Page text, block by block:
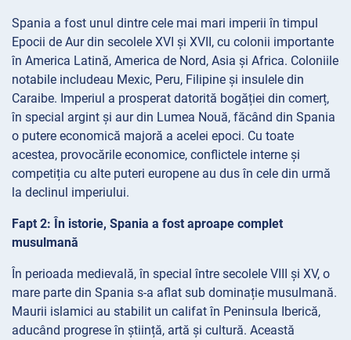
Spania a fost unul dintre cele mai mari imperii în timpul
Epocii de Aur din secolele XVI și XVII, cu colonii importante
în America Latină, America de Nord, Asia și Africa. Coloniile
notabile includeau Mexic, Peru, Filipine și insulele din
Caraibe. Imperiul a prosperat datorită bogăției din comerț,
în special argint și aur din Lumea Nouă, făcând din Spania
o putere economică majoră a acelei epoci. Cu toate
acestea, provocările economice, conflictele interne și
competiția cu alte puteri europene au dus în cele din urmă
la declinul imperiului.
Fapt 2: În istorie, Spania a fost aproape complet
musulmană
În perioada medievală, în special între secolele VIII și XV, o
mare parte din Spania s-a aflat sub dominație musulmană.
Maurii islamici au stabilit un califat în Peninsula Iberică,
aducând progrese în știință, artă și cultură. Această